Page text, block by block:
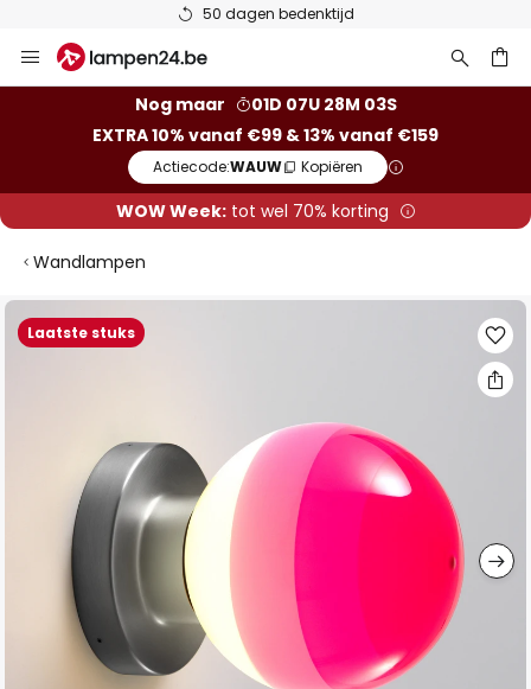
50 dagen bedenktijd
naar
Nog maar
01D 07U 28M 02S
EXTRA 10% vanaf €99 & 13% vanaf €159
Actiecode:WAUW Kopiëren
WOW Week:tot wel 70% korting
Wandlampen
Laatste stuks
Ga
naar
afbeeldingen-